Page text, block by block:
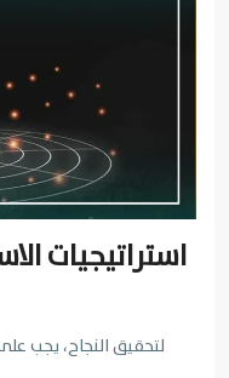
استراتيجيات
لتحقيق النجاح، يجب